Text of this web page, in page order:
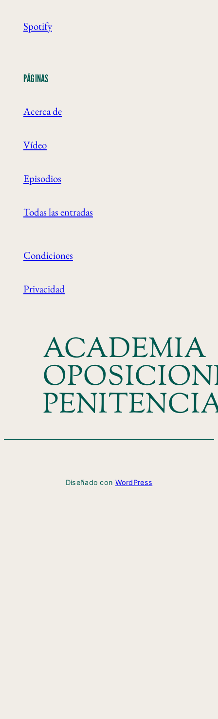
Spotify
PÁGINAS
Acerca de
Vídeo
Episodios
Todas las entradas
Condiciones
Privacidad
ACADEMIA
Diseñado con WordPress